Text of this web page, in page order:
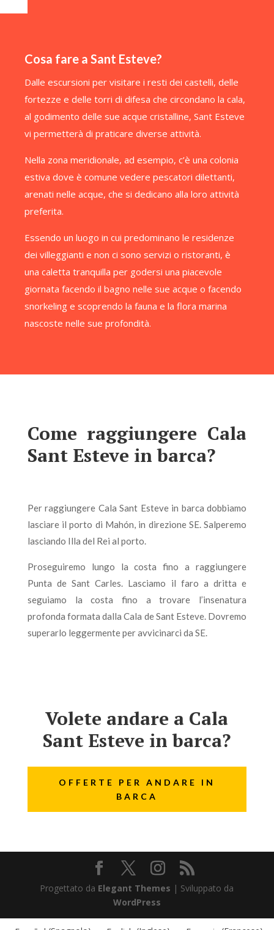
Cosa fare a Sant Esteve?
Dalle escursioni per visitare i resti dei castelli, delle
fortezze e delle torri di difesa che circondano la cala,
al godimento delle sue acque cristalline, Sant Esteve
vi permetterà di praticare diverse attività.
Nella zona meridionale, ad esempio, c’è una colonia
estiva dove è comune vedere pescatori dilettanti,
arenati nelle acque, che si dedicano alla loro attività
preferita.
Essendo un luogo in cui predominano le residenze
dei villeggianti e non ci sono servizi o ristoranti, è
una caletta tranquilla per godersi una piacevole
giornata facendo il bagno nelle sue acque o facendo
snorkeling e scoprendo la fauna e la flora marina
nascoste nelle sue profondità.
Come raggiungere Cala
Sant Esteve in barca?
Per raggiungere Cala Sant Esteve in barca dobbiamo
lasciare il porto di Mahón, in direzione SE. Salperemo
lasciando Illa del Rei al porto.
Proseguiremo lungo la costa fino a raggiungere
Punta de Sant Carles. Lasciamo il faro a dritta e
seguiamo la costa fino a trovare l’insenatura
profonda formata dalla Cala de Sant Esteve. Dovremo
superarlo leggermente per avvicinarci da SE.
Volete andare a Cala
Sant Esteve in barca?
OFFERTE PER ANDARE IN
BARCA
Progettato da Elegant Themes | Sviluppato da
WordPress